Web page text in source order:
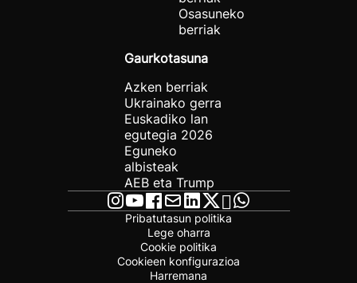
Osasuneko
berriak
Gaurkotasuna
Azken berriak
Ukrainako gerra
Euskadiko lan
egutegia 2026
Eguneko
albisteak
AEB eta Trump
Pribatutasun politika
Lege oharra
Cookie politika
Cookieen konfigurazioa
Harremana